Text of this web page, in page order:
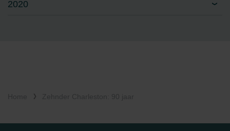
2020